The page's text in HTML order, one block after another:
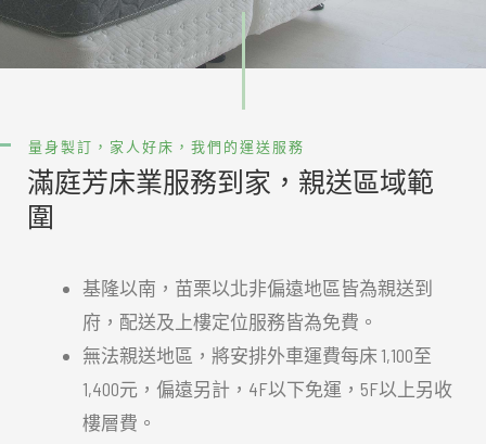
量身製訂，家人好床，我們的運送服務
滿庭芳床業服務到家，親送區域範
圍
基隆以南，苗栗以北非偏遠地區皆為親送到
府，配送及上樓定位服務皆為免費。
無法親送地區，將安排外車運費每床 1,100至
1,400元，偏遠另計，4F以下免運，5F以上另收
樓層費。